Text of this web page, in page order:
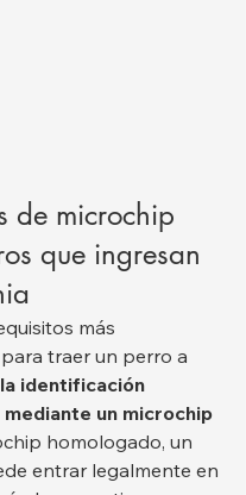
de microchip
que ingresan
más
traer un perro a
la identificación
un microchip
homologado, un
entrar legalmente en